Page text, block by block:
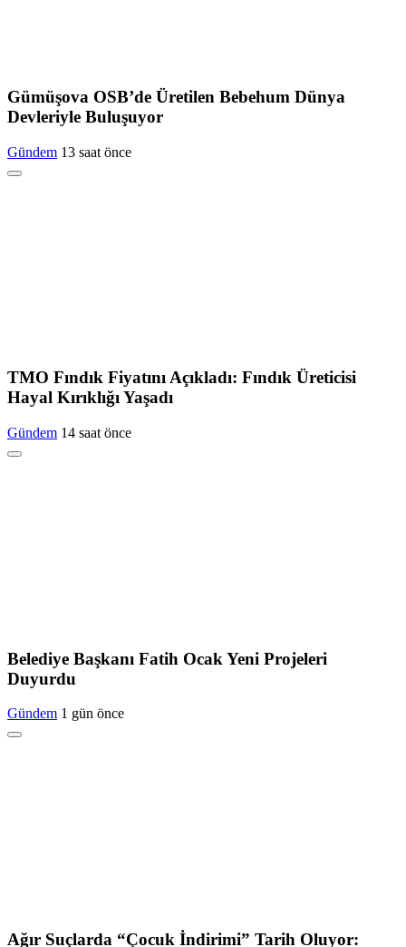
Gümüşova OSB’de Üretilen Bebehum Dünya
Devleriyle Buluşuyor
Gündem 13 saat önce
TMO Fındık Fiyatını Açıkladı: Fındık Üreticisi
Hayal Kırıklığı Yaşadı
Gündem 14 saat önce
Belediye Başkanı Fatih Ocak Yeni Projeleri
Duyurdu
Gündem 1 gün önce
Ağır Suçlarda “Çocuk İndirimi” Tarih Oluyor: